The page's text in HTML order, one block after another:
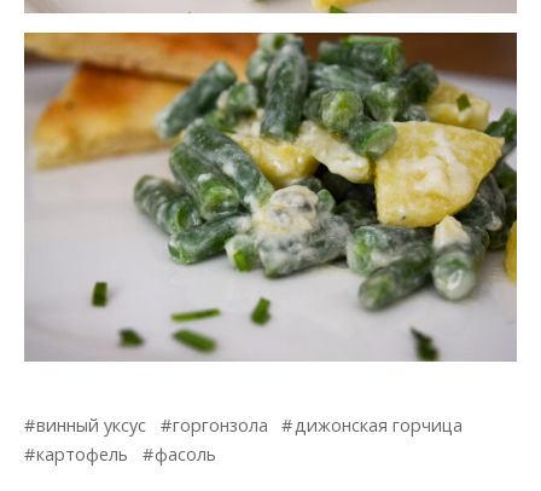
винный уксус горгонзола
дижонская горчица
картофель
фасоль